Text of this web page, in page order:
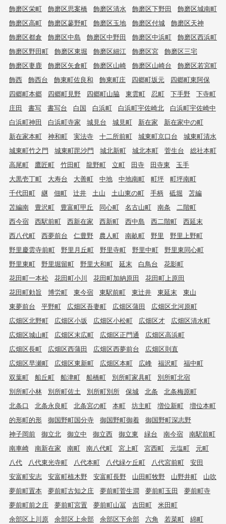
飾磨区栄町 飾磨区思案橋 飾磨区清水 飾磨区下野田
飾磨区城南町
飾磨区高町
飾磨区蓼野町 飾磨区玉地 飾磨区付城
飾磨区天神
飾磨区都倉
飾磨区中島 飾磨区中野田 飾磨区中浜町
飾磨区西浜町
飾磨区野田町
飾磨区東堀 飾磨区細江 飾磨区宮
飾磨区三宅
飾磨区妻鹿
飾磨区矢倉町 飾磨区山崎 飾磨区山崎台
飾磨区若宮町
飾西
飾西台 飾東町佐良和 飾東町庄 四郷町坂元
四郷町東阿保
四郷町本郷
四郷町見野 四郷町山脇 東雲町 忍町 下手野
下寺町
庄田
書写 書写台 白国 白浜町 白浜町宇佐崎北
白浜町宇佐崎中
白浜町神田
白浜町寺家 城見台 城見町 新在家
新在家中の町
新在家本町
神和町 実法寺 十二所前町 城東町京口台
城東町清水
城東町竹之門
城東町毘沙門 城北新町 城北本町 菅生台
総社本町
高尾町
鷹匠町 竹田町 龍野町 立町 田寺 田寺東
玉手
大黒壱丁町
大寿台 大善町 中地 中地南町 町坪
町坪南町
千代田町
継 佃町 辻井 土山 土山東の町 手柄 砥堀
苫編
苫編南
豊沢町 豊富町甲丘 同心町 名古山町 南条
二階町
西今宿
西駅前町 西新在家 西新町 西中島 西二階町
西延末
西八代町
西夢前台 仁豊野 農人町 南畝町 野里
野里上野町
野里慶雲寺前町
野里月丘町 野里寺町 野里中町
野里東同心町
野里東町
野里堀留町 野里大和町 延末 白鳥台
花影町
花田町一本松
花田町小川 花田町加納原田
花田町上原田
花田町勅旨
博労町 東今宿 東駅前町 東辻井 東延末
東山
東夢前台
平野町 広畑区吾妻町 広畑区蒲田
広畑区北河原町
広畑区北野町
広畑区小坂 広畑区小松町 広畑区才
広畑区清水町
広畑区城山町
広畑区末広町 広畑区正門通
広畑区高浜町
広畑区長町
広畑区西蒲田 広畑区西夢前台
広畑区則直
広畑区早瀬町
広畑区東新町 広畑区本町 広峰 福沢町
福中町
双葉町
船丘町 船津町 船橋町 別所町家具町
別所町北宿
別所町小林
別所町佐土 別所町別所 保城 北条
北条梅原町
北条口
北条永良町 北条宮の町 本町 坊主町 増位新町
増位本町
的形町的形
御国野町国分寺 御国野町御着
御国野町深志野
神子岡前
御立北 御立中 御立西 御立東 緑台 南今宿
南駅前町
南車崎
南新在家 南町 南八代町 宮上町 宮西町 元塩町
元町
八代
八代東光寺町 八代本町 八代緑ケ丘町 八代宮前町
安田
安富町安志
安富町植木野 安富町長野 山田町牧野 山野井町
山吹
夢前町置本
夢前町古知之庄 夢前町菅生澗 夢前町玉田
夢前町寺
夢前町前之庄
夢前町宮置 夢前町山冨 吉田町
米田町
余部区上川原
余部区上余部 余部区下余部 六角 若菜町 綿町